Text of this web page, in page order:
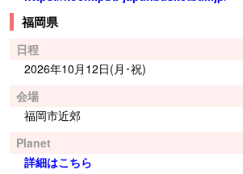
福岡県
日程
2026年10月12日(月･祝)
会場
福岡市近郊
Planet
詳細はこちら